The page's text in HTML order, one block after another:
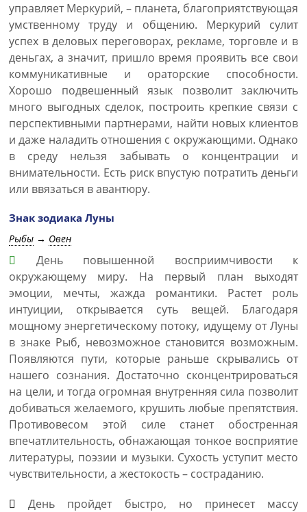
управляет Меркурий, – планета, благоприятствующая
умственному труду и общению. Меркурий сулит
успех в деловых переговорах, рекламе, торговле и в
деньгах, а значит, пришло время проявить все свои
коммуникативные и ораторские способности.
Хорошо подвешенный язык позволит заключить
много выгодных сделок, построить крепкие связи с
перспективными партнерами, найти новых клиентов
и даже наладить отношения с окружающими. Однако
в среду нельзя забывать о концентрации и
внимательности. Есть риск впустую потратить деньги
или ввязаться в авантюру.
Знак зодиака Луны
Рыбы → Овен
День повышенной восприимчивости к
окружающему миру. На первый план выходят
эмоции, мечты, жажда романтики. Растет роль
интуиции, открывается суть вещей. Благодаря
мощному энергетическому потоку, идущему от Луны
в знаке Рыб, невозможное становится возможным.
Появляются пути, которые раньше скрывались от
нашего сознания. Достаточно сконцентрироваться
на цели, и тогда огромная внутренняя сила позволит
добиваться желаемого, крушить любые препятствия.
Противовесом этой силе станет обостренная
впечатлительность, обнажающая тонкое восприятие
литературы, поэзии и музыки. Сухость уступит место
чувствительности, а жестокость – состраданию.
День пройдет быстро, но принесет массу